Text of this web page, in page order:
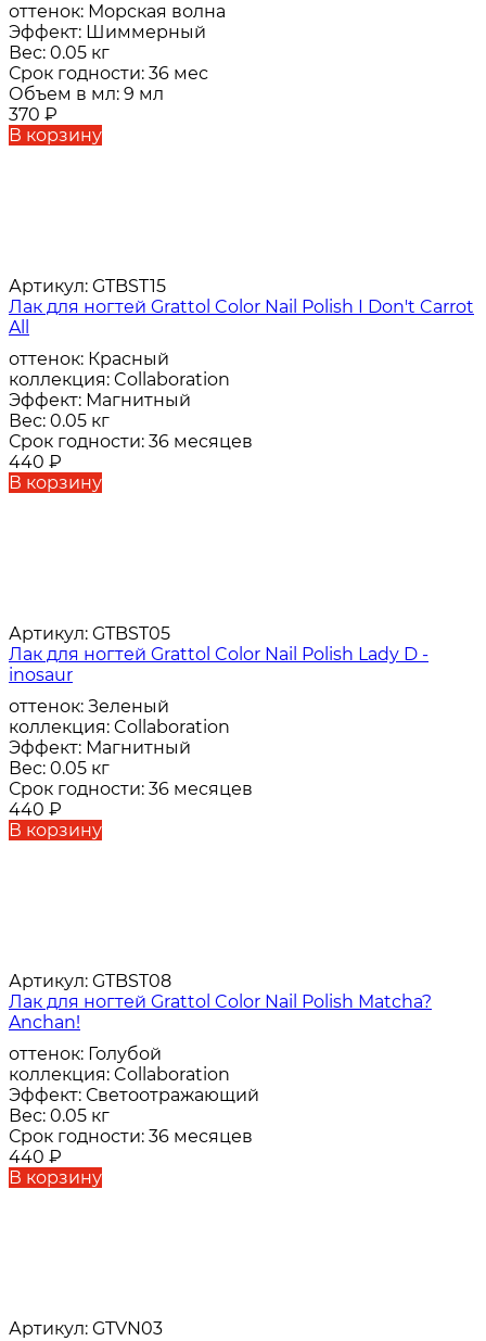
оттенок: Морская волна
Эффект: Шиммерный
Вес: 0.05 кг
Срок годности: 36 мес
Объем в мл: 9 мл
370 ₽
В корзину
Артикул: GTBST15
Лак для ногтей Grattol Color Nail Polish I Don't Carrot
All
оттенок: Красный
коллекция: Collaboration
Эффект: Магнитный
Вес: 0.05 кг
Срок годности: 36 месяцев
440 ₽
В корзину
Артикул: GTBST05
Лак для ногтей Grattol Color Nail Polish Lady D -
inosaur
оттенок: Зеленый
коллекция: Collaboration
Эффект: Магнитный
Вес: 0.05 кг
Срок годности: 36 месяцев
440 ₽
В корзину
Артикул: GTBST08
Лак для ногтей Grattol Color Nail Polish Matcha?
Anchan!
оттенок: Голубой
коллекция: Collaboration
Эффект: Светоотражающий
Вес: 0.05 кг
Срок годности: 36 месяцев
440 ₽
В корзину
Артикул: GTVN03